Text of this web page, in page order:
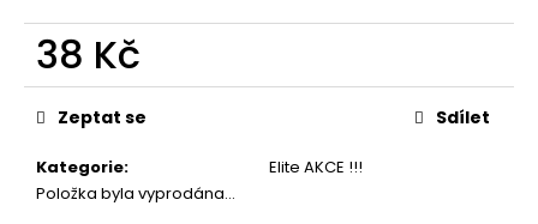
38 Kč
Měrná
cena:
Kategorie:
Elite AKCE !!!
Položka byla vyprodána…
Zeptat se Sdílet
D
o